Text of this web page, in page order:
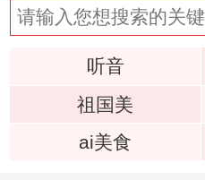
听音
祖国美
ai美食